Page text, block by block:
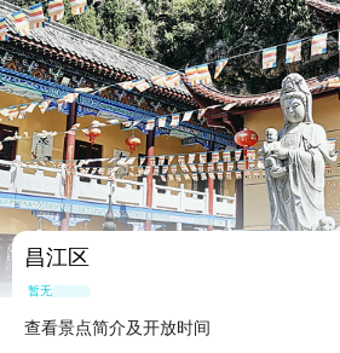
昌江区
暂无点评
查看景点简介及开放时间
